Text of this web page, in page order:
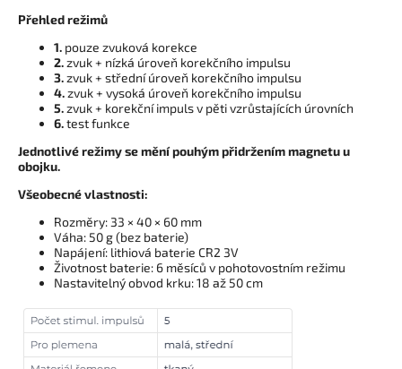
Přehled režimů
1. pouze zvuková korekce
2.zvuk + nízká úroveň korekčního impulsu
3.zvuk + střední úroveň korekčního impulsu
4.zvuk + vysoká úroveň korekčního impulsu
5.zvuk + korekční impuls v pěti vzrůstajících úrovních
6.test funkce
Jednotlivé režimy se mění pouhým přidržením magnetu u
obojku.
Všeobecné vlastnosti:
Rozměry: 33 × 40 × 60 mm
Váha: 50 g (bez baterie)
Napájení: lithiová baterie CR2 3V
Životnost baterie: 6 měsíců v pohotovostním režimu
Nastavitelný obvod krku: 18 až 50 cm